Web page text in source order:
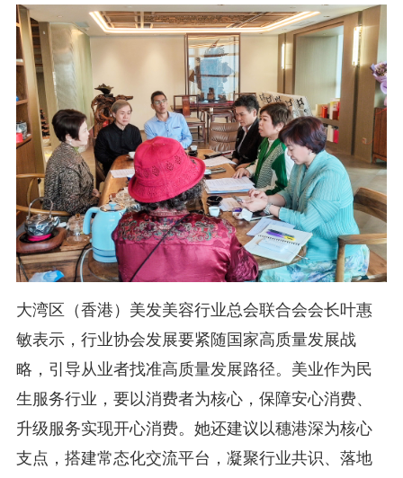
大湾区（香港）美发美容行业总会联合会会长叶惠
敏表示，行业协会发展要紧随国家高质量发展战
略，引导从业者找准高质量发展路径。美业作为民
生服务行业，要以消费者为核心，保障安心消费、
升级服务实现开心消费。她还建议以穗港深为核心
支点，搭建常态化交流平台，凝聚行业共识、落地